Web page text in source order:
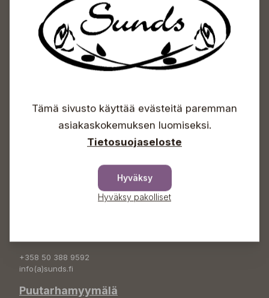
Sundin Puutarhakeskus
Avoinna
Info & vaihde
+358 50 388 9592
+358 50 388 9592
info(a)sunds.fi
Puutarhamyymälä
Tämä sivusto käyttää evästeitä paremman
asiakaskokemuksen luomiseksi.
Tietosuojaseloste
Hyväksy
Hyväksy pakolliset